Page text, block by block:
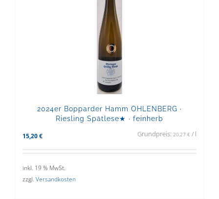
2024er Bopparder Hamm OHLENBERG ·
Riesling Spätlese★ · feinherb
15,20 € Grundpreis: 20,27 € / l
inkl. 19 % MwSt.
zzgl. Versandkosten